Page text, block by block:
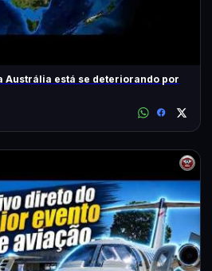
Austrália está se deteriorando por